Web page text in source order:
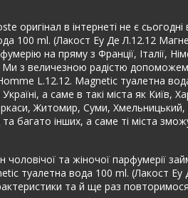
оригінал в інтернеті не є
100 ml. (Лакост Еу Де Л.12.12
на пряму з Франції, Італії,
з величезною радістю
L.12.12. Magnetic туалетна
а саме в такі міста як Київ,
Житомир, Суми,
багато інших, а саме ті міста
чоловічої та жіночої парфумерії
туалетна вода 100 ml. (Лакост
та й ще раз